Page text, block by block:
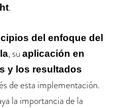
.
del enfoque del
, su aplicación en
y los resultados
de esta implementación.
la importancia de la